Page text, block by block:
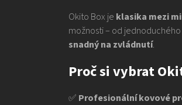
Okito Box je klasika mezi
možnosti – od
snadný na zvládnutí.
Proč si vybrat
✅ Profesionální kovové